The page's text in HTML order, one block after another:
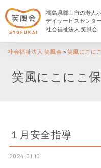
福島県郡山市の老人ホ
デイサービスセンタ
社会福祉法人 笑風会
社会福祉法人 笑風会 > 笑風にこに
笑風にこにこ
１月安全指導
2024.01.10